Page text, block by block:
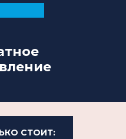
СТОИТ: